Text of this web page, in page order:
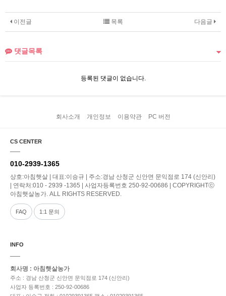
이전글 다음글
목록
댓글목록
등록된 댓글이 없습니다.
회사소개 개인정보 이용약관 PC 버전
CS CENTER
010-2939-1365
상호:아침햇살 | 대표:이승규 | 주소:경남 산청군 신안면 문익점로 174 (신안리)
| 연락처:010 - 2939 -1365 | 사업자등록번호 250-92-00686 | COPYRIGHTⓒ
아침햇살농가. ALL RIGHTS RESERVED.
FAQ 1:1 문의
INFO
회사명 : 아침햇살농가
주소 : 경남 산청군 신안면 문익점로 174 (신안리)
사업자 등록번호 : 250-92-00686